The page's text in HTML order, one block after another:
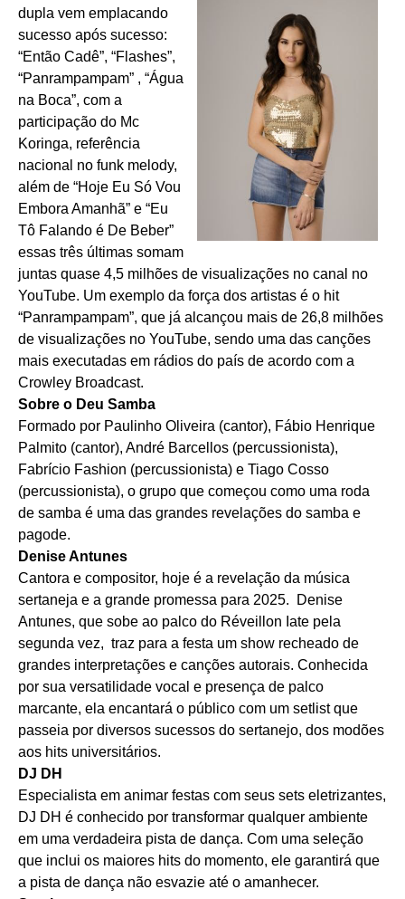
dupla vem emplacando
sucesso após sucesso:
“Então Cadê”, “Flashes”,
“Panrampampam” , “Água
na Boca”, com a
participação do Mc
Koringa, referência
nacional no funk melody,
além de “Hoje Eu Só Vou
Embora Amanhã” e “Eu
Tô Falando é De Beber”
essas três últimas somam
juntas quase 4,5 milhões de visualizações no canal no
YouTube. Um exemplo da força dos artistas é o hit
“Panrampampam”, que já alcançou mais de 26,8 milhões
de visualizações no YouTube, sendo uma das canções
mais executadas em rádios do país de acordo com a
Crowley Broadcast.
Sobre o Deu Samba
Formado por Paulinho Oliveira (cantor), Fábio Henrique
Palmito (cantor), André Barcellos (percussionista),
Fabrício Fashion (percussionista) e Tiago Cosso
(percussionista), o grupo que começou como uma roda
de samba é uma das grandes revelações do samba e
pagode.
Denise Antunes
Cantora e compositor, hoje é a revelação da música
sertaneja e a grande promessa para 2025. Denise
Antunes, que sobe ao palco do Réveillon Iate pela
segunda vez, traz para a festa um show recheado de
grandes interpretações e canções autorais. Conhecida
por sua versatilidade vocal e presença de palco
marcante, ela encantará o público com um setlist que
passeia por diversos sucessos do sertanejo, dos modões
aos hits universitários.
DJ DH
Especialista em animar festas com seus sets eletrizantes,
DJ DH é conhecido por transformar qualquer ambiente
em uma verdadeira pista de dança. Com uma seleção
que inclui os maiores hits do momento, ele garantirá que
a pista de dança não esvazie até o amanhecer.